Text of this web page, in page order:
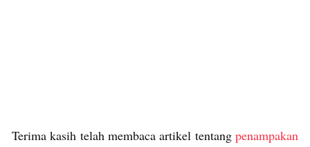
Terima kasih telah membaca artikel tentang penampakan